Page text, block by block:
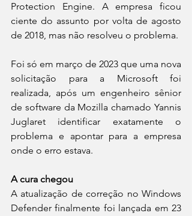
Protection Engine. A empresa ficou
ciente do assunto por volta de agosto
de 2018, mas não resolveu o problema.
Foi só em março de 2023 que uma nova
solicitação para a Microsoft foi
realizada, após um engenheiro sênior
de software da Mozilla chamado Yannis
Juglaret identificar exatamente o
problema e apontar para a empresa
onde o erro estava.
A cura chegou
A atualização de correção no Windows
Defender finalmente foi lançada em 23